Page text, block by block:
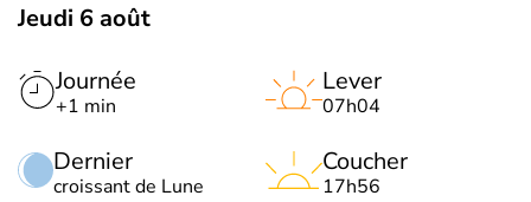
Jeudi 6 août
Journée
+1 min
Dernier
croissant de Lune
Lever
07h04
Coucher
17h56